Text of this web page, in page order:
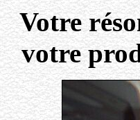
Votre
votre